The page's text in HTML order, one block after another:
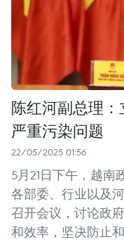
陈红河副总理
严重污染问题
22/05/2025 01:56
5月21日下午，越
各部委、行业以及
召开会议，讨论政
和效率，坚决防止